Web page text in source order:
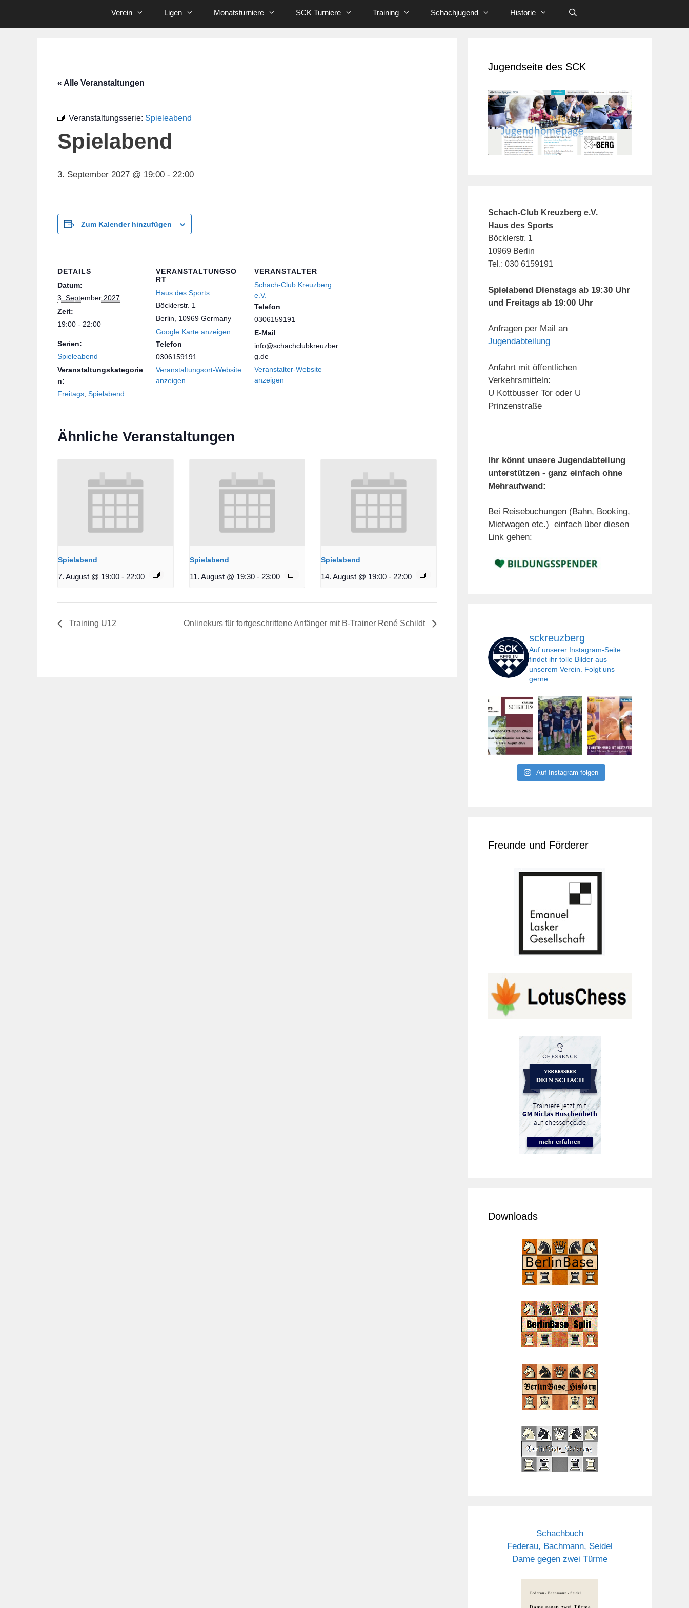
Verein Ligen Monatsturniere SCK Turniere Training Schachjugend Historie
« Alle Veranstaltungen
Veranstaltungsserie: Spieleabend
Spielabend
3. September 2027 @ 19:00 - 22:00
Zum Kalender hinzufügen
DETAILS
Datum:
3. September 2027
Zeit:
19:00 - 22:00
Serien:
Spieleabend
Veranstaltungskategorie
n:
Freitags Spielabend
VERANSTALTUNGSO
RT
Haus des Sports
Böcklerstr. 1
Berlin
10969 Germany
Google Karte anzeigen
Telefon
0306159191
Veranstaltungsort-Website
anzeigen
VERANSTALTER
Schach-Club Kreuzberg
e.V.
Telefon
0306159191
E-Mail
info@schachclubkreuzber
g.de
Veranstalter-Website
anzeigen
Ähnliche Veranstaltungen
Spielabend
7. August @ 19:00 - 22:00
Spielabend
11. August @ 19:30 - 23:00
Spielabend
14. August @ 19:00 - 22:00
Training U12 Onlinekurs für fortgeschrittene Anfänger mit B-Trainer René Schildt
Jugendseite des SCK
Schach-Club Kreuzberg e.V.
Haus des Sports
Böcklerstr. 1
10969 Berlin
Tel.: 030 6159191
Spielabend Dienstags ab 19:30 Uhr
und Freitags ab 19:00 Uhr
Anfragen per Mail an
Jugendabteilung
Anfahrt mit öffentlichen
Verkehrsmitteln:
U Kottbusser Tor oder U
Prinzenstraße
Ihr könnt unsere Jugendabteilung
unterstützen - ganz einfach ohne
Mehraufwand:
Bei Reisebuchungen (Bahn, Booking,
Mietwagen etc.) einfach über diesen
Link gehen:
sckreuzberg
Auf unserer Instagram-Seite
findet ihr tolle Bilder aus
unserem Verein. Folgt uns
gerne.
Auf Instagram folgen
Freunde und Förderer
Downloads
Schachbuch
Federau, Bachmann, Seidel
Dame gegen zwei Türme